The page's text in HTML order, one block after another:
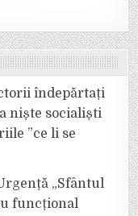
îndepărtați
niște socialiști
”ce li se
„Sfântul
funcțional